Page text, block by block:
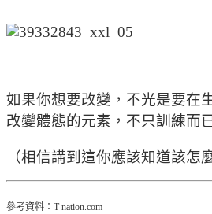
如果你想要改變，不光是要在
改變體態的元素，不只訓練而
（相信講到這你應該知道該怎
參考資料：T-nation.com